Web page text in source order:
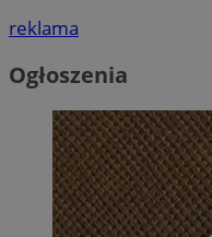
reklama
Ogłoszenia